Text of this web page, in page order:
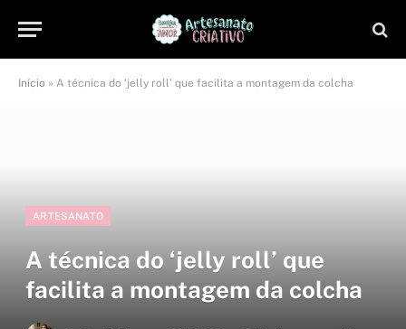
Início » A técnica do ‘jelly roll’ que facilita a montagem da colcha
ARTESANATO
A técnica do ‘jelly roll’ que
facilita a montagem da colcha